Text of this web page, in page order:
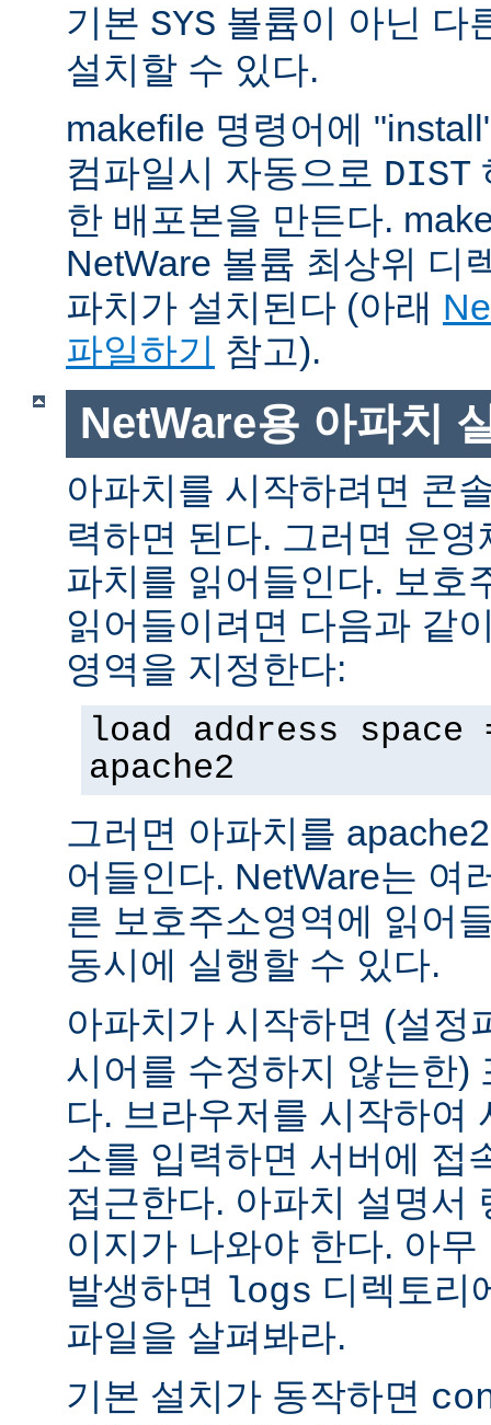
기본 SYS 볼륨이 아닌 다
설치할 수 있다.
makefile 명령어에
컴파일시 자동으로 DIST
한 배포본을 만든다.
NetWare 볼륨 최상위 디
파치가 설치된다 (아래
파일하기
참고).
NetWare용 아파치
아파치를 시작하려면 콘
력하면 된다. 그러면 운
파치를 읽어들인다. 보호
읽어들이려면 다음과 같
영역을 지정한다:
load address space
apache2
그러면 아파치를
어들인다. NetWare는 여
른 보호주소영역에 읽어
동시에 실행할 수 있다.
아파치가 시작하면 (설정
시어를 수정하지 않는한)
다. 브라우저를 시작하여
소를 입력하면 서버에 접
접근한다. 아파치 설명서
이지가 나와야 한다. 아
발생하면 logs 디렉토리
파일을 살펴봐라.
기본 설치가 동작하면